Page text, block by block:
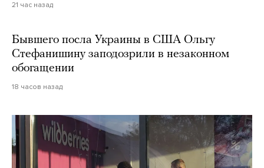
21 час назад
Бывшего посла Украины в США Ольгу
Стефанишину заподозрили в незаконном
обогащении
18 часов назад